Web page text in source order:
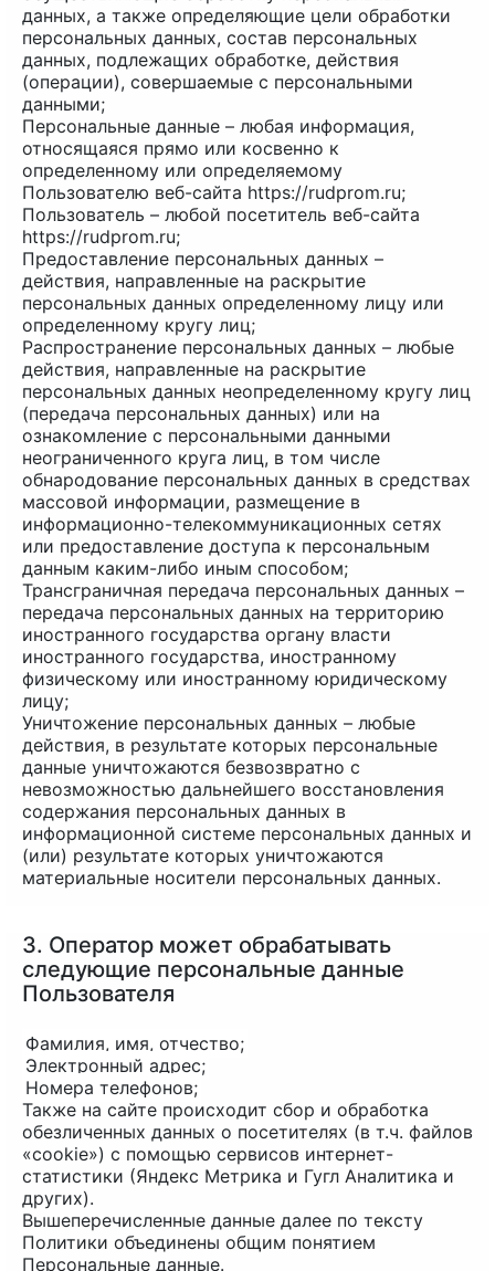
данных, а также определяющие цели обработки
персональных данных, состав персональных
данных, подлежащих обработке, действия
(операции), совершаемые с персональными
данными;
Персональные данные – любая информация,
относящаяся прямо или косвенно к
определенному или определяемому
Пользователю веб-сайта https://rudprom.ru;
Пользователь – любой посетитель веб-сайта
https://rudprom.ru;
Предоставление персональных данных –
действия, направленные на раскрытие
персональных данных определенному лицу или
определенному кругу лиц;
Распространение персональных данных – любые
действия, направленные на раскрытие
персональных данных неопределенному кругу лиц
(передача персональных данных) или на
ознакомление с персональными данными
неограниченного круга лиц, в том числе
обнародование персональных данных в средствах
массовой информации, размещение в
информационно-телекоммуникационных сетях
или предоставление доступа к персональным
данным каким-либо иным способом;
Трансграничная передача персональных данных –
передача персональных данных на территорию
иностранного государства органу власти
иностранного государства, иностранному
физическому или иностранному юридическому
лицу;
Уничтожение персональных данных – любые
действия, в результате которых персональные
данные уничтожаются безвозвратно с
невозможностью дальнейшего восстановления
содержания персональных данных в
информационной системе персональных данных и
(или) результате которых уничтожаются
материальные носители персональных данных.
3. Оператор может обрабатывать
следующие персональные данные
Пользователя
Фамилия, имя, отчество;
Электронный адрес;
Номера телефонов;
Также на сайте происходит сбор и обработка
обезличенных данных о посетителях (в т.ч. файлов
«cookie») с помощью сервисов интернет-
статистики (Яндекс Метрика и Гугл Аналитика и
других).
Вышеперечисленные данные далее по тексту
Политики объединены общим понятием
Персональные данные.